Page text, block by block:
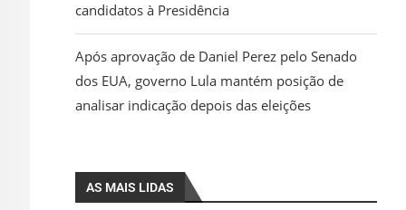
candidatos à Presidência
Após aprovação de Daniel Perez pelo Senado
dos EUA, governo Lula mantém posição de
analisar indicação depois das eleições
AS MAIS LIDAS